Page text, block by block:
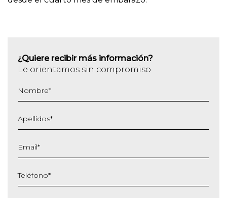
¿Quiere recibir más información?
Le orientamos sin compromiso
Nombre*
Apellidos*
Email*
Teléfono*